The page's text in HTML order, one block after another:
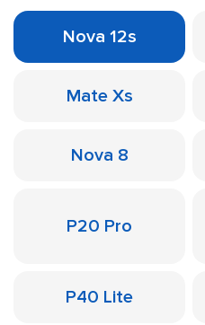
Nova 12s
Mate Xs
Nova 8
P20 Pro
P40 Lite